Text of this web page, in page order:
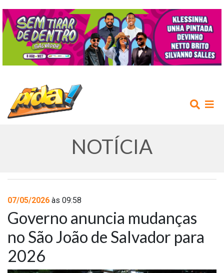
AGENDA
NOTÍCIAS
VÍDEOS
NOTÍCIA
07/05/2026 às 09:58
Governo anuncia mudanças
no São João de Salvador para
2026